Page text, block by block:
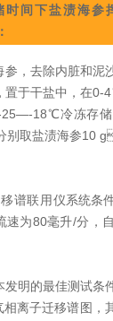
时间下盐渍海参
，去除内脏和泥
盐中，在0-
18℃冷冻存储0年
。分别取盐渍海
谱联用仪系统条
流速为80毫升/分
明的最佳测试条
离子迁移谱图